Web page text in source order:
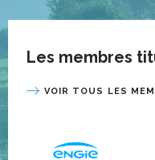
Les membres
VOIR TOUS LES